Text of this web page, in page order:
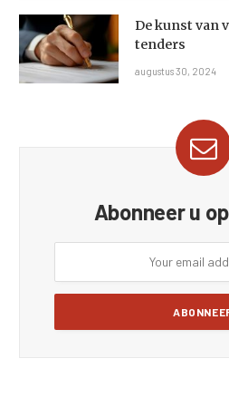
De kunst van
tenders
augustus 30, 2024
Abonneer u